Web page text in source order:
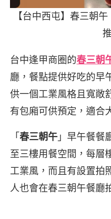
【台中西屯】春三朝
台中逢甲商圈的春三朝
廳，餐點提供好吃的早
供一個工業風格且寬敞
有包廂可供預定，適合
「 春三朝午 」早午餐餐
至三樓用餐空間，每層
工業風，而且有設置拍
人也會在春三朝午餐廳